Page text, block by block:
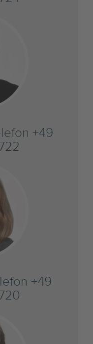
+49
+49